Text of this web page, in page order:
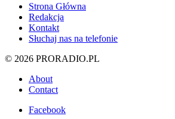
Strona Główna
Redakcja
Kontakt
Słuchaj nas na telefonie
© 2026 PRORADIO.PL
About
Contact
Facebook